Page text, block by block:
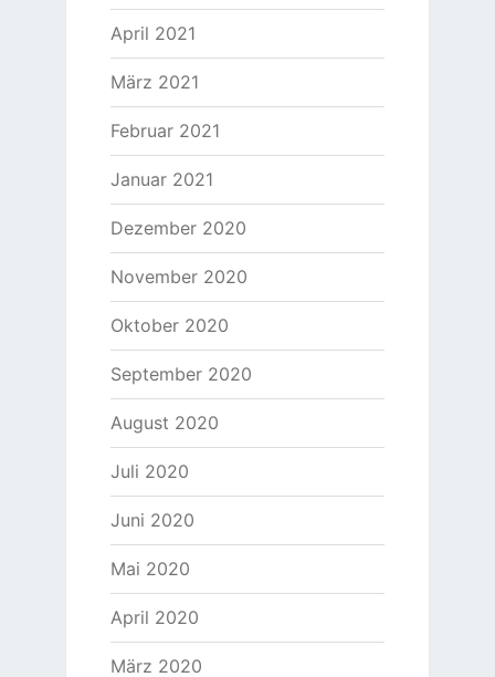
April 2021
März 2021
Februar 2021
Januar 2021
Dezember 2020
November 2020
Oktober 2020
September 2020
August 2020
Juli 2020
Juni 2020
Mai 2020
April 2020
März 2020